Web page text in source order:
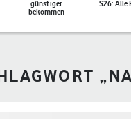
günstiger
bekommen
S26: Alle